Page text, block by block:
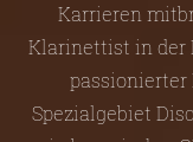
Karrieren
Klarinettist in der
passionierter
Spezialgebiet